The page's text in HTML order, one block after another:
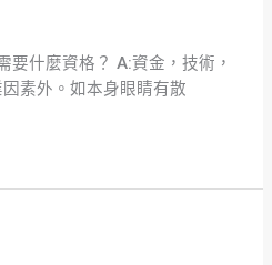
要什麼資格？ A:資金，技術，
素外。如本身眼睛有散